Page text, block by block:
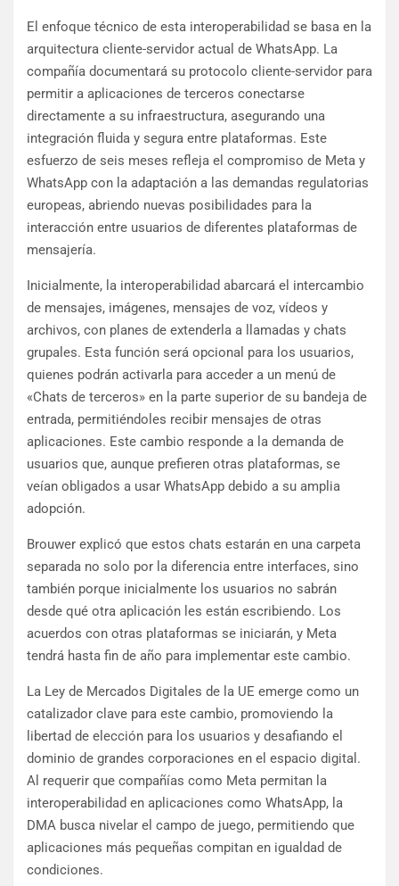
El enfoque técnico de esta interoperabilidad se basa en la
arquitectura cliente-servidor actual de WhatsApp. La
compañía documentará su protocolo cliente-servidor para
permitir a aplicaciones de terceros conectarse
directamente a su infraestructura, asegurando una
integración fluida y segura entre plataformas. Este
esfuerzo de seis meses refleja el compromiso de Meta y
WhatsApp con la adaptación a las demandas regulatorias
europeas, abriendo nuevas posibilidades para la
interacción entre usuarios de diferentes plataformas de
mensajería.
Inicialmente, la interoperabilidad abarcará el intercambio
de mensajes, imágenes, mensajes de voz, vídeos y
archivos, con planes de extenderla a llamadas y chats
grupales. Esta función será opcional para los usuarios,
quienes podrán activarla para acceder a un menú de
«Chats de terceros» en la parte superior de su bandeja de
entrada, permitiéndoles recibir mensajes de otras
aplicaciones. Este cambio responde a la demanda de
usuarios que, aunque prefieren otras plataformas, se
veían obligados a usar WhatsApp debido a su amplia
adopción.
Brouwer explicó que estos chats estarán en una carpeta
separada no solo por la diferencia entre interfaces, sino
también porque inicialmente los usuarios no sabrán
desde qué otra aplicación les están escribiendo. Los
acuerdos con otras plataformas se iniciarán, y Meta
tendrá hasta fin de año para implementar este cambio.
La Ley de Mercados Digitales de la UE emerge como un
catalizador clave para este cambio, promoviendo la
libertad de elección para los usuarios y desafiando el
dominio de grandes corporaciones en el espacio digital.
Al requerir que compañías como Meta permitan la
interoperabilidad en aplicaciones como WhatsApp, la
DMA busca nivelar el campo de juego, permitiendo que
aplicaciones más pequeñas compitan en igualdad de
condiciones.